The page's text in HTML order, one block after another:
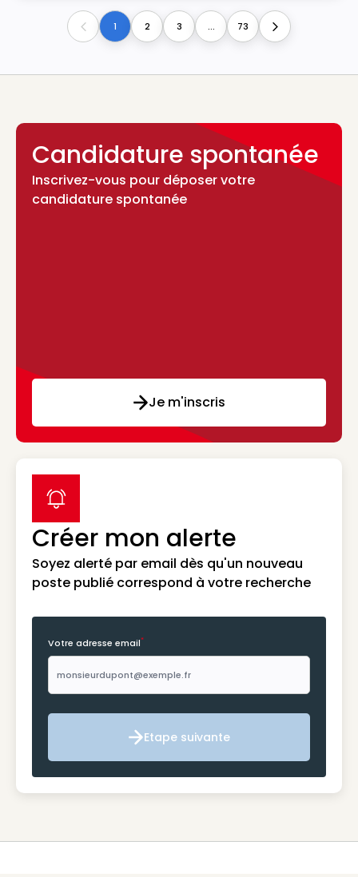
Previous1 2 3 ... 73 Next
Candidature spontanée
Inscrivez-vous pour déposer votre
candidature spontanée
Je m'inscris
Créer mon alerte
Soyez alerté par email dès qu'un nouveau
poste publié correspond à votre recherche
label icon
Votre adresse email*
Etape suivante
Etape suivante